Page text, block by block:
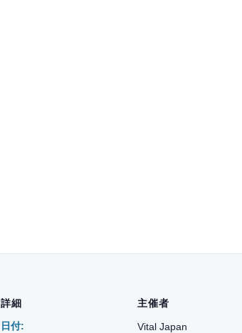
詳細
日付:
主催者
Vital Japan